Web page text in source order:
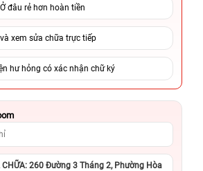
đâu rẻ hơn hoàn tiền
xem sửa chữa trực tiếp
hư hỏng có xác nhận chữ ký
CHỮA: 260 Đường 3 Tháng 2, Phường Hòa